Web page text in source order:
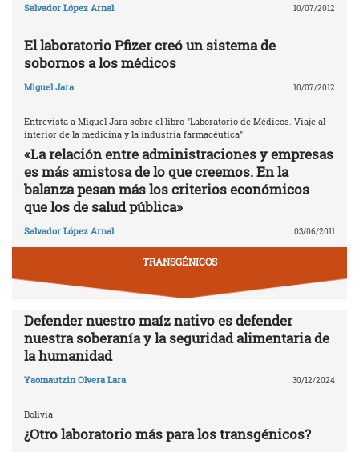
Salvador López Arnal 10/07/2012
El laboratorio Pfizer creó un sistema de
sobornos a los médicos
Miguel Jara 10/07/2012
Entrevista a Miguel Jara sobre el libro "Laboratorio de Médicos. Viaje al
interior de la medicina y la industria farmacéutica"
«La relación entre administraciones y empresas
es más amistosa de lo que creemos. En la
balanza pesan más los criterios económicos
que los de salud pública»
Salvador López Arnal 03/06/2011
TRANSGÉNICOS
Defender nuestro maíz nativo es defender
nuestra soberanía y la seguridad alimentaria de
la humanidad
Yaomautzin Olvera Lara 30/12/2024
Bolivia
¿Otro laboratorio más para los transgénicos?